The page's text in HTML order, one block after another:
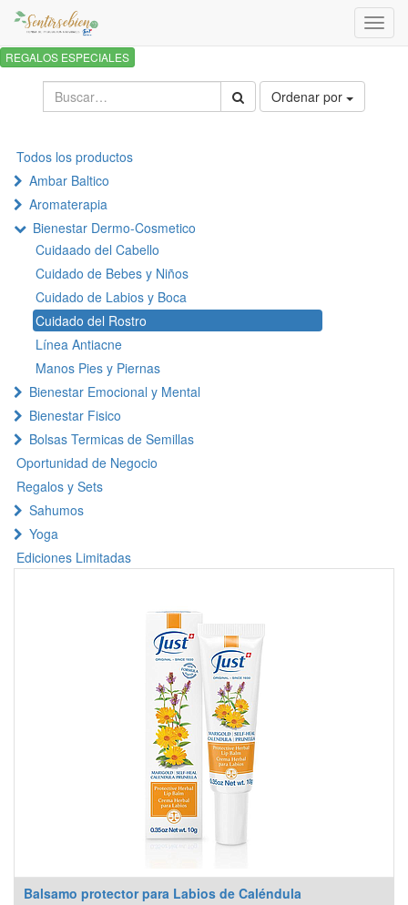
REGALOS ESPECIALES
Ordenar por
Todos los productos
Ambar Baltico
Aromaterapia
Bienestar Dermo-Cosmetico
Cuidaado del Cabello
Cuidado de Bebes y Niños
Cuidado de Labios y Boca
Cuidado del Rostro
Línea Antiacne
Manos Pies y Piernas
Bienestar Emocional y Mental
Bienestar Fisico
Bolsas Termicas de Semillas
Oportunidad de Negocio
Regalos y Sets
Sahumos
Yoga
Ediciones Limitadas
Balsamo protector para Labios de Caléndula